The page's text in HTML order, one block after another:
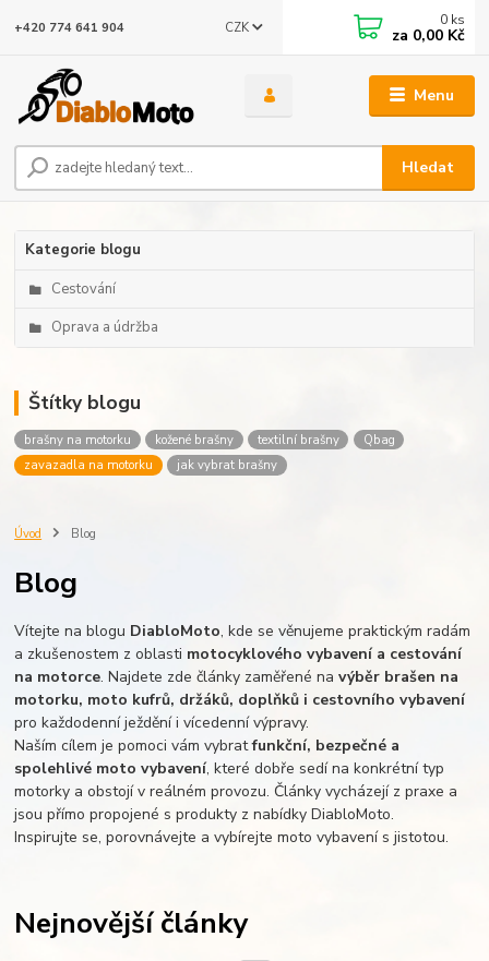
Menu
CZK
Hledat
+420 774 641 904 0 ks
za 0,00 Kč
Kategorie blogu
Cestování
Oprava a údržba
Štítky blogu
brašny na motorku kožené brašny textilní brašny
Qbag
zavazadla na motorku
jak vybrat brašny
Úvod Blog
Blog
Vítejte na blogu DiabloMoto, kde se věnujeme praktickým radám
a zkušenostem z oblasti motocyklového vybavení a cestování
na motorce. Najdete zde články zaměřené navýběr brašen na
motorku, moto kufrů, držáků, doplňků i cestovního vybavení
pro každodenní ježdění i vícedenní výpravy.
Naším cílem je pomoci vám vybratfunkční, bezpečné a
spolehlivé moto vybavení, které dobře sedí na konkrétní typ
motorky a obstojí v reálném provozu. Články vycházejí z praxe a
jsou přímo propojené s produkty z nabídky DiabloMoto.
Inspirujte se, porovnávejte a vybírejte moto vybavení s jistotou.
Nejnovější články